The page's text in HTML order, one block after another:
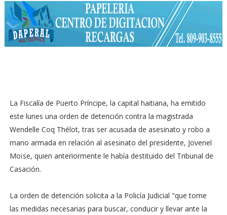
La Fiscalía de Puerto Príncipe, la capital haitiana, ha emitido
este lunes una orden de detención contra la magistrada
Wendelle Coq Thélot, tras ser acusada de asesinato y robo a
mano armada en relación al asesinato del presidente, Jovenel
Moïse, quien anteriormente le había destituido del Tribunal de
Casación.
La orden de detención solicita a la Policía Judicial "que tome
las medidas necesarias para buscar, conducir y llevar ante la